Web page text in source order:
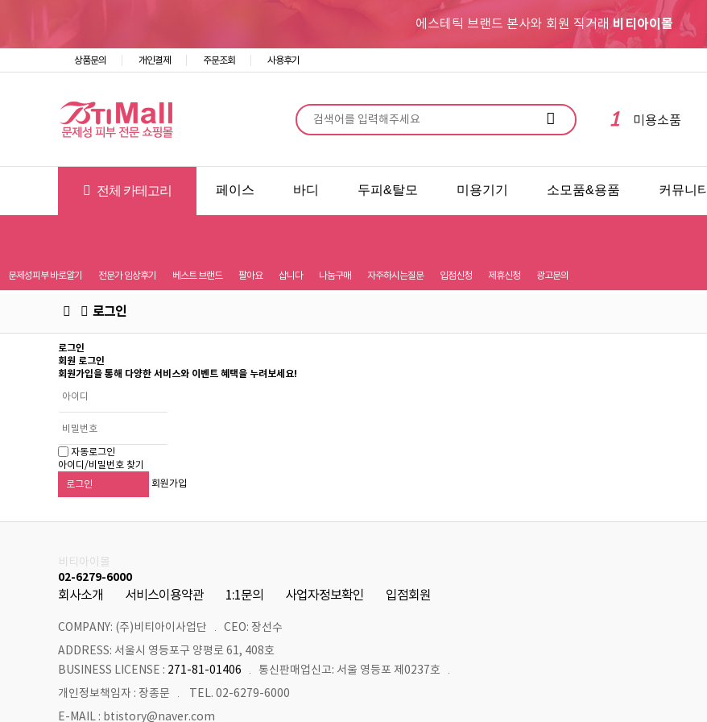
에스테틱 브랜드 본사와 회원 직거래비티아이몰
상품문의 개인결제 주문조회 사용후기
Prev
1 미용소품
3 메이크업
4 바디&헤어
5
9
전체 카테고리 페이스 바디 두피&탈모 미용기기 소모품&용품 커뮤니티
문제성피부 바로알기 전문가 임상후기 베스트 브랜드 팔아요 삽니다 나눔구매 자주하시는질문 입점신청 제휴신청 광고문의
로그인
로그인
회원 로그인
회원가입을 통해 다양한 서비스와 이벤트 혜택을 누려보세요!
자동로그인
아이디/비밀번호 찾기
로그인
회원가입
비티아이몰
02-6279-6000
회사소개 서비스이용약관 1:1문의 사업자정보확인 입점회원
COMPANY: (주)비티아이사업단
CEO: 장선수
ADDRESS: 서울시 영등포구 양평로 61, 408호
BUSINESS LICENSE : 271-81-01406
통신판매업신고: 서울 영등포 제0237호
개인정보책임자 : 장종문
TEL. 02-6279-6000
E-MAIL : btistory@naver.com